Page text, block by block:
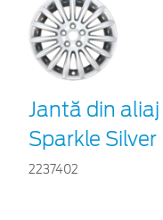
Jantă din aliaj
Sparkle Silver
2237402